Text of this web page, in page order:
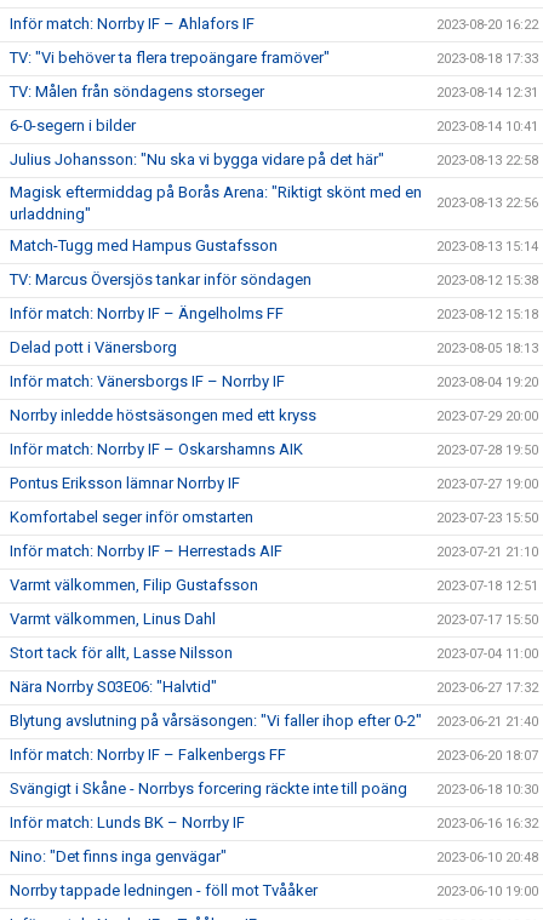
Inför match: Norrby IF – Ahlafors IF 2023-08-20 16:22
TV: "Vi behöver ta flera trepoängare framöver" 2023-08-18 17:33
TV: Målen från söndagens storseger 2023-08-14 12:31
6-0-segern i bilder 2023-08-14 10:41
Julius Johansson: "Nu ska vi bygga vidare på det här" 2023-08-13 22:58
Magisk eftermiddag på Borås Arena: "Riktigt skönt med en
urladdning"
2023-08-13 22:56
Match-Tugg med Hampus Gustafsson 2023-08-13 15:14
TV: Marcus Översjös tankar inför söndagen 2023-08-12 15:38
Inför match: Norrby IF – Ängelholms FF 2023-08-12 15:18
Delad pott i Vänersborg 2023-08-05 18:13
Inför match: Vänersborgs IF – Norrby IF 2023-08-04 19:20
Norrby inledde höstsäsongen med ett kryss 2023-07-29 20:00
Inför match: Norrby IF – Oskarshamns AIK 2023-07-28 19:50
Pontus Eriksson lämnar Norrby IF 2023-07-27 19:00
Komfortabel seger inför omstarten 2023-07-23 15:50
Inför match: Norrby IF – Herrestads AIF 2023-07-21 21:10
Varmt välkommen, Filip Gustafsson 2023-07-18 12:51
Varmt välkommen, Linus Dahl 2023-07-17 15:50
Stort tack för allt, Lasse Nilsson 2023-07-04 11:00
Nära Norrby S03E06: "Halvtid" 2023-06-27 17:32
Blytung avslutning på vårsäsongen: "Vi faller ihop efter 0-2" 2023-06-21 21:40
Inför match: Norrby IF – Falkenbergs FF 2023-06-20 18:07
Svängigt i Skåne - Norrbys forcering räckte inte till poäng 2023-06-18 10:30
Inför match: Lunds BK – Norrby IF 2023-06-16 16:32
Nino: "Det finns inga genvägar" 2023-06-10 20:48
Norrby tappade ledningen - föll mot Tvååker 2023-06-10 19:00